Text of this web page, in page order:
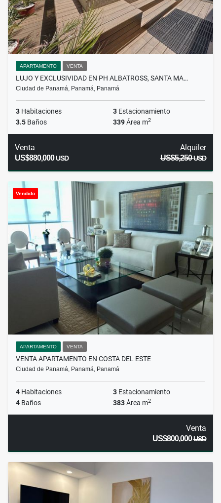
APARTAMENTO VENTA
LUJO Y EXCLUSIVIDAD EN PH ALBATROSS, SANTA MA…
Ciudad de Panamá, Panamá, Panamá
3 Habitaciones 3 Estacionamiento
3.5 Baños 339Área m2
Venta
US$880,000USD
Alquiler
US$5,250USD
Vendido
APARTAMENTO VENTA
VENTA APARTAMENTO EN COSTA DEL ESTE
Ciudad de Panamá, Panamá, Panamá
4 Habitaciones 3 Estacionamiento
4 Baños 383Área m2
Venta
US$800,000USD